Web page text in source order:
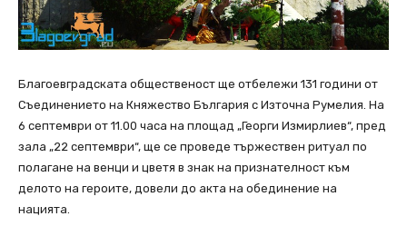
Благоевградската общественост ще отбележи 131 години от
Съединението на Княжество България с Източна Румелия. На
6 септември от 11.00 часа на площад „Георги Измирлиев“, пред
зала „22 септември“, ще се проведе тържествен ритуал по
полагане на венци и цветя в знак на признателност към
делото на героите, довели до акта на обединение на
нацията.